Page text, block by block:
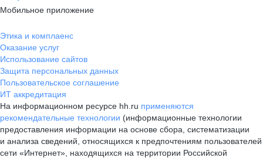
Мобильное приложение
Этика и комплаенс
Оказание услуг
Использование сайтов
Защита персональных данных
Пользовательское соглашение
ИТ аккредитация
На информационном ресурсе hh.ru применяются
рекомендательные технологии (информационные технологии
предоставления информации на основе сбора, систематизации
и анализа сведений, относящихся к предпочтениям пользователей
сети «Интернет», находящихся на территории Российской